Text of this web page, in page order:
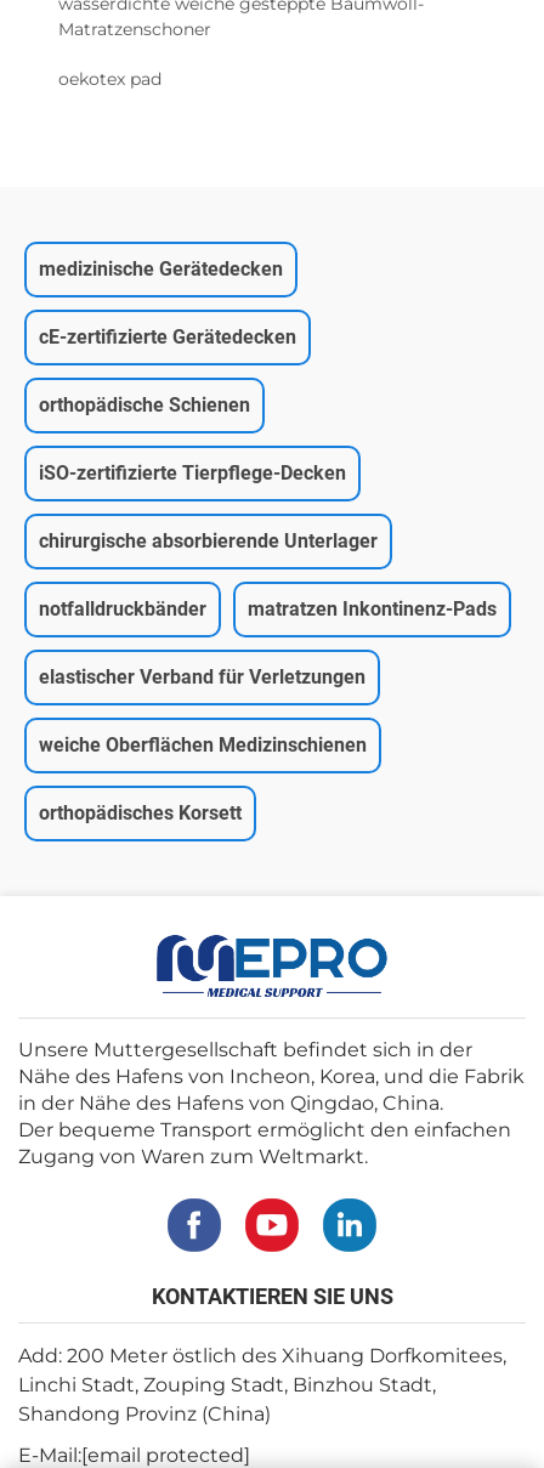
Matratzenschoner
oekotex pad
medizinische Gerätedecken
cE-zertifizierte Gerätedecken
orthopädische Schienen
iSO-zertifizierte Tierpflege-Decken
chirurgische absorbierende Unterlager
notfalldruckbänder matratzen Inkontinenz-Pads
elastischer Verband für Verletzungen
weiche Oberflächen Medizinschienen
orthopädisches Korsett
Unsere Muttergesellschaft befindet sich in der
Nähe des Hafens von Incheon, Korea, und die Fabrik
in der Nähe des Hafens von Qingdao, China.
Der bequeme Transport ermöglicht den einfachen
Zugang von Waren zum Weltmarkt.
KONTAKTIEREN SIE UNS
Add: 200 Meter östlich des Xihuang Dorfkomitees,
Linchi Stadt, Zouping Stadt, Binzhou Stadt,
Shandong Provinz (China)
E-Mail:[email protected]